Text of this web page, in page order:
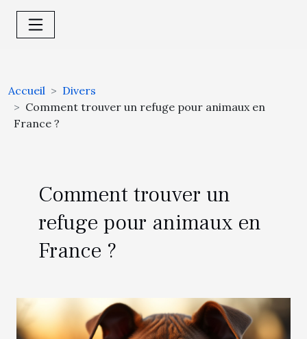
Accueil
Divers
Comment trouver un refuge pour animaux en
France ?
Comment trouver un
refuge pour animaux en
France ?